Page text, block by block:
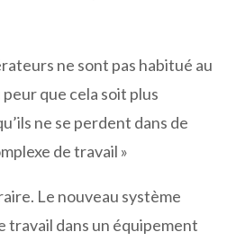
ne sont pas habitué au
que cela soit plus
ne se perdent dans de
de travail »
Le nouveau système
travail dans un équipement